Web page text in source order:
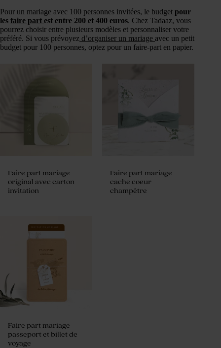
Pour un mariage avec 100 personnes invitées, le budget pour
les faire part est entre 200 et 400 euros. Chez Tadaaz, vous
pourrez choisir entre plusieurs modèles et personnaliser votre
préféré. Si vous prévoyez d’organiser un mariage avec un petit
budget pour 100 personnes, optez pour un faire-part en papier.
Faire part mariage
original avec carton
invitation
Faire part mariage
cache coeur
champêtre
Faire part mariage
passeport et billet de
voyage